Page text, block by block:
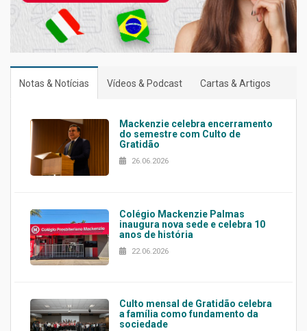
Notas & Notícias Vídeos & Podcast Cartas & Artigos
Mackenzie celebra encerramento
do semestre com Culto de
Gratidão
26.06.2026
Colégio Mackenzie Palmas
inaugura nova sede e celebra 10
anos de história
22.06.2026
Culto mensal de Gratidão celebra
a família como fundamento da
sociedade